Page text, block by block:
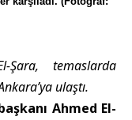
Şara, temaslarda
ulaştı.
Ahmed El-